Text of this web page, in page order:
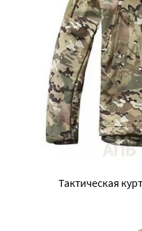
Тактическая